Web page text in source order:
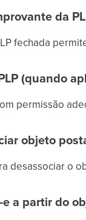
da
fechada
(quando
permissão
objeto
desassociar o
e a partir do